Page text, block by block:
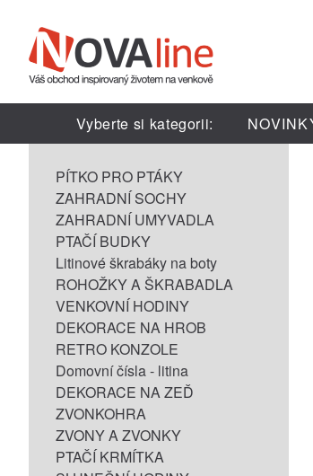
Vyberte si kategorii:
PÍTKO PRO PTÁKY
ZAHRADNÍ SOCHY
ZAHRADNÍ UMYVADLA
PTAČÍ BUDKY
Litinové škrabáky na boty
ROHOŽKY A ŠKRABADLA
VENKOVNÍ HODINY
DEKORACE NA HROB
RETRO KONZOLE
Domovní čísla - litina
DEKORACE NA ZEĎ
ZVONKOHRA
ZVONY A ZVONKY
PTAČÍ KRMÍTKA